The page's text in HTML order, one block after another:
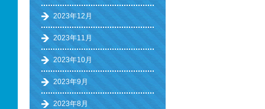
2023年12月
2023年11月
2023年10月
2023年9月
2023年8月